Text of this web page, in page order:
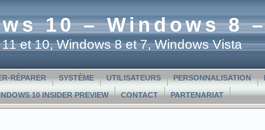
10 – Windows 8
et 10, Windows 8 et 7, Windows Vista
RÉPARER SYSTÈME UTILISATEURS PERSONNALISATION
10 INSIDER PREVIEW CONTACT PARTENARIAT